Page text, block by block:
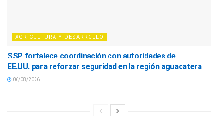
AGRICULTURA Y DESARROLLO
SSP fortalece coordinación con autoridades de
EE.UU. para reforzar seguridad en la región aguacatera
06/08/2026